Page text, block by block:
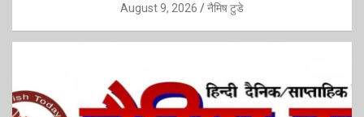
August 9, 2026 नैमिष टुडे